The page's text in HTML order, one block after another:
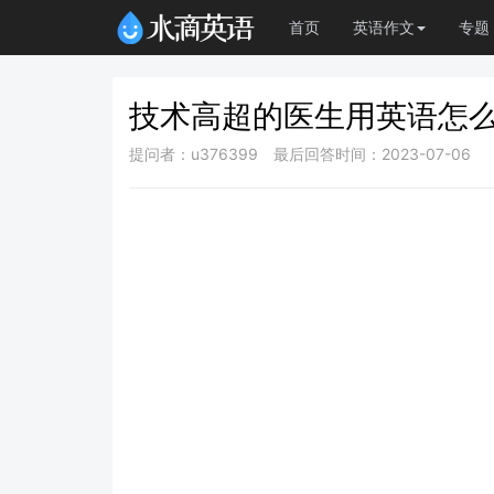
首页 英语作文 专题
技术高超的医生用英语怎
提问者：u376399 最后回答时间：2023-07-06